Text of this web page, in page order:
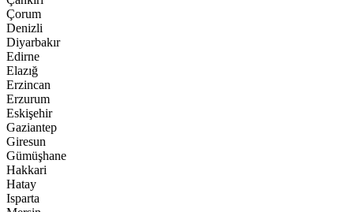
Çorum
Denizli
Diyarbakır
Edirne
Elazığ
Erzincan
Erzurum
Eskişehir
Gaziantep
Giresun
Gümüşhane
Hakkari
Hatay
Isparta